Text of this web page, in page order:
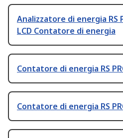
Analizzatore di energia RS
LCD Contatore di energia
Contatore di energia RS
Contatore di energia RS